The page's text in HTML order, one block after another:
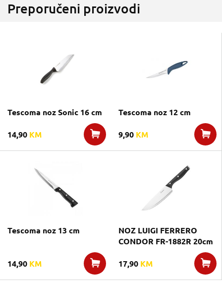
Preporučeni proizvodi
Tescoma noz Sonic 16 cm
14,90 KM
Tescoma noz 12 cm
9,90 KM
Tescoma noz 13 cm
14,90 KM
NOZ LUIGI FERRERO
CONDOR FR-1882R 20cm
17,90 KM